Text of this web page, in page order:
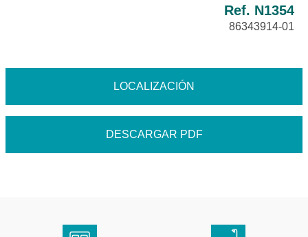
Ref. N1354
86343914-01
LOCALIZACIÓN
DESCARGAR PDF